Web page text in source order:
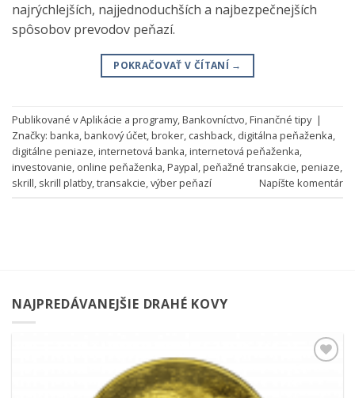
najrýchlejších, najjednoduchších a najbezpečnejších
spôsobov prevodov peňazí.
POKRAČOVAŤ V ČÍTANÍ →
Publikované vAplikácie a programy,Bankovníctvo,Finančné tipy |
Značky: banka,bankový účet,broker, cashback, digitálna peňaženka,
digitálne peniaze,internetová banka,internetová peňaženka,
investovanie, online peňaženka,Paypal,peňažné transakcie,peniaze,
skrill, skrill platby,transakcie,výber peňazí Napíšte komentár
NAJPREDÁVANEJŠIE DRAHÉ KOVY